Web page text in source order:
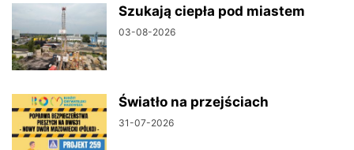
Szukają ciepła pod miastem
03-08-2026
Światło na przejściach
31-07-2026